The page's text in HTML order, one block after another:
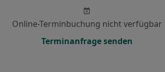
Online-Terminbuchung nicht verfügbar
Terminanfrage senden